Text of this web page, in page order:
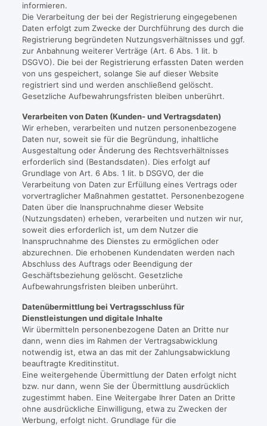
informieren.
Die Verarbeitung der bei der Registrierung eingegebenen
Daten erfolgt zum Zwecke der Durchführung des durch die
Registrierung begründeten Nutzungsverhältnisses und ggf.
zur Anbahnung weiterer Verträge (Art. 6 Abs. 1 lit. b
DSGVO). Die bei der Registrierung erfassten Daten werden
von uns gespeichert, solange Sie auf dieser Website
registriert sind und werden anschließend gelöscht.
Gesetzliche Aufbewahrungsfristen bleiben unberührt.
Verarbeiten von Daten (Kunden- und Vertragsdaten)
Wir erheben, verarbeiten und nutzen personenbezogene
Daten nur, soweit sie für die Begründung, inhaltliche
Ausgestaltung oder Änderung des Rechtsverhältnisses
erforderlich sind (Bestandsdaten). Dies erfolgt auf
Grundlage von Art. 6 Abs. 1 lit. b DSGVO, der die
Verarbeitung von Daten zur Erfüllung eines Vertrags oder
vorvertraglicher Maßnahmen gestattet. Personenbezogene
Daten über die Inanspruchnahme dieser Website
(Nutzungsdaten) erheben, verarbeiten und nutzen wir nur,
soweit dies erforderlich ist, um dem Nutzer die
Inanspruchnahme des Dienstes zu ermöglichen oder
abzurechnen. Die erhobenen Kundendaten werden nach
Abschluss des Auftrags oder Beendigung der
Geschäftsbeziehung gelöscht. Gesetzliche
Aufbewahrungsfristen bleiben unberührt.
Datenübermittlung bei Vertragsschluss für
Dienstleistungen und digitale Inhalte
Wir übermitteln personenbezogene Daten an Dritte nur
dann, wenn dies im Rahmen der Vertragsabwicklung
notwendig ist, etwa an das mit der Zahlungsabwicklung
beauftragte Kreditinstitut.
Eine weitergehende Übermittlung der Daten erfolgt nicht
bzw. nur dann, wenn Sie der Übermittlung ausdrücklich
zugestimmt haben. Eine Weitergabe Ihrer Daten an Dritte
ohne ausdrückliche Einwilligung, etwa zu Zwecken der
Werbung, erfolgt nicht. Grundlage für die